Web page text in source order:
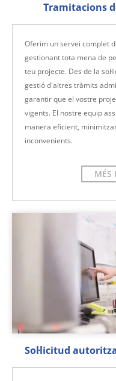
Tramitacions
Oferim un servei complet
gestionant tota mena de
teu projecte. Des de la
gestió d'altres tràmits
garantir que el vostre
vigents. El nostre equip
manera eficient,
inconvenients.
MÉS
Sol·licitud